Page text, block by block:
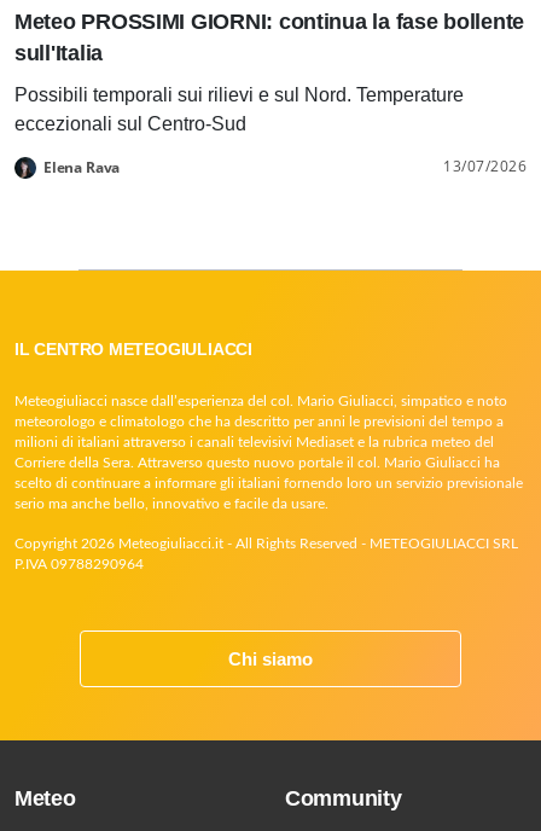
Meteo PROSSIMI GIORNI: continua la fase bollente
sull'Italia
Possibili temporali sui rilievi e sul Nord. Temperature
eccezionali sul Centro-Sud
Elena Rava 13/07/2026
IL CENTRO METEOGIULIACCI
Meteogiuliacci nasce dall’esperienza del col. Mario Giuliacci, simpatico e noto
meteorologo e climatologo che ha descritto per anni le previsioni del tempo a
milioni di italiani attraverso i canali televisivi Mediaset e la rubrica meteo del
Corriere della Sera. Attraverso questo nuovo portale il col. Mario Giuliacci ha
scelto di continuare a informare gli italiani fornendo loro un servizio previsionale
serio ma anche bello, innovativo e facile da usare.
Copyright 2026 Meteogiuliacci.it - All Rights Reserved - METEOGIULIACCI SRL
P.IVA 09788290964
Chi siamo
Meteo Community